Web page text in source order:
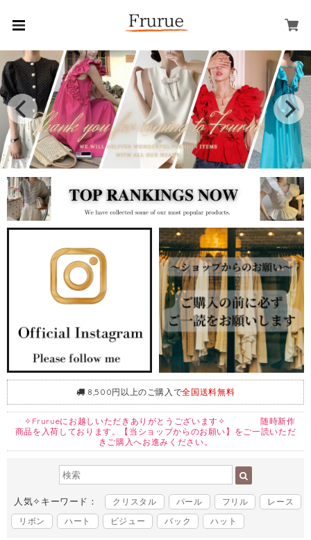
8,500円以上のご購入で全国送料無料
✧Frurueにお越しいただきありがとうございます✧ 随時新作
商品を入荷しております。【当ショップからのお願い】をご一読いただ
きご購入へお進みください。
人気✧キーワード： クリスタル パール フリル
レース
リボン
ハート ビジュー バック ハット